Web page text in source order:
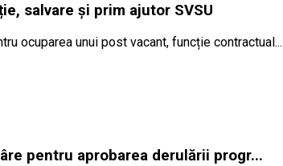
salvare și prim ajutor SVSU
ocuparea unui post vacant, funcție contractual...
pentru aprobarea derulării progr...